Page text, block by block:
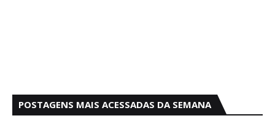
POSTAGENS MAIS ACESSADAS DA SEMANA